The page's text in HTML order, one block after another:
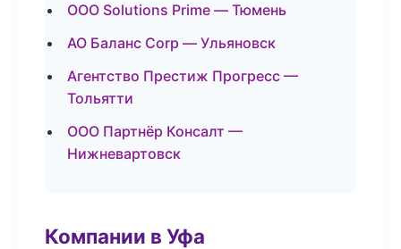
ООО Solutions Prime — Тюмень
АО Баланс Corp — Ульяновск
Агентство Престиж Прогресс —
Тольятти
ООО Партнёр Консалт —
Нижневартовск
Компании в Уфа